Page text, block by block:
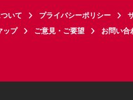
いて プライバシーポリシー
ップ ご意見・ご要望 お問い合